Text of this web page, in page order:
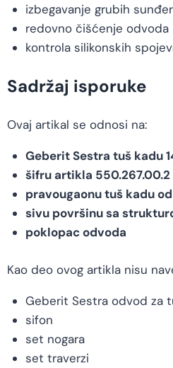
izbegavanje grubih
redovno čišćenje odvoda
kontrola silikonskih
Sadržaj isporuke
Ovaj artikal se odnosi na:
Geberit Sestra tuš kadu
šifru artikla 550.267.00.2
pravougaonu tuš kadu
sivu površinu sa
poklopac odvoda
Kao deo ovog artikla nisu
Geberit Sestra odvod za
sifon
set nogara
set traverzi